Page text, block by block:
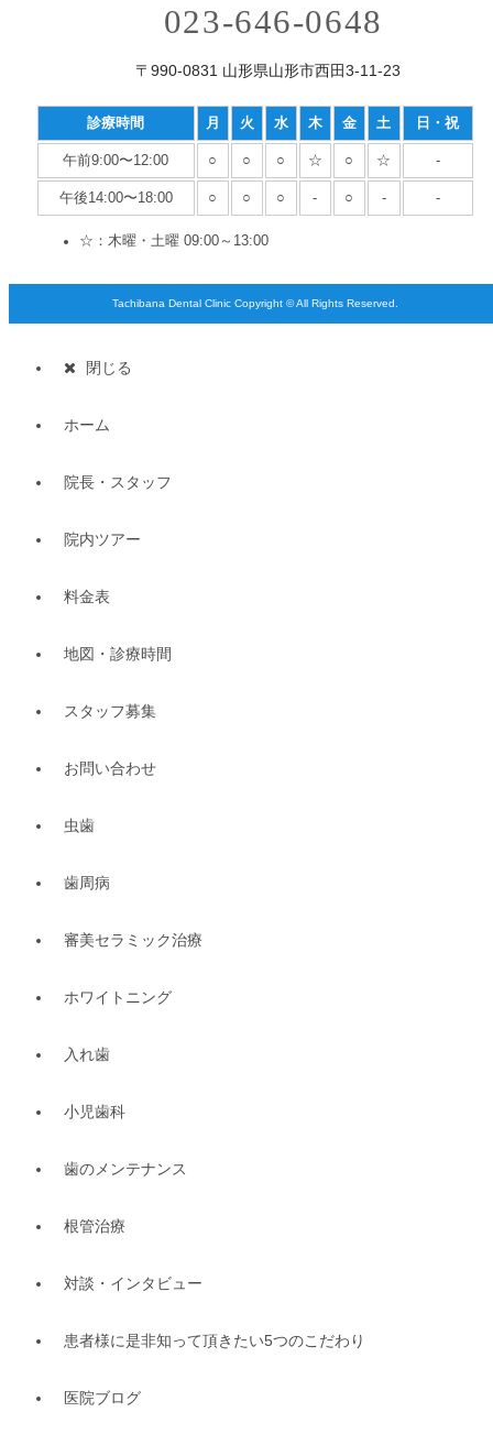
023-646-0648
〒990-0831 山形県山形市西田3-11-23
診療時間 月 火 水 木 金 土 日・祝
午前9:00〜12:00 ○ ○ ○ ☆ ○ ☆ -
午後14:00〜18:00 ○ ○ ○ - ○ - -
☆：木曜・土曜 09:00～13:00
Tachibana Dental Clinic Copyright © All Rights Reserved.
閉じる
ホーム
院長・スタッフ
院内ツアー
料金表
地図・診療時間
スタッフ募集
お問い合わせ
虫歯
歯周病
審美セラミック治療
ホワイトニング
入れ歯
小児歯科
歯のメンテナンス
根管治療
対談・インタビュー
患者様に是非知って頂きたい5つのこだわり
医院ブログ